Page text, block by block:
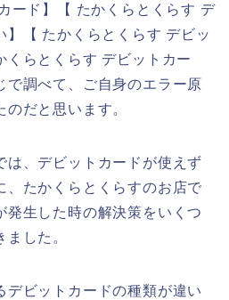
ード】【 たかくらとくらす デ
【 たかくらとくらす デビッ
らとくらす デビットカー
調べて、ご自身のエラー原
だと思います。
は、デビットカードが使えず
、たかくらとくらすのお店で
発生した時の解決策をいくつ
した。
デビットカードの種類が違い